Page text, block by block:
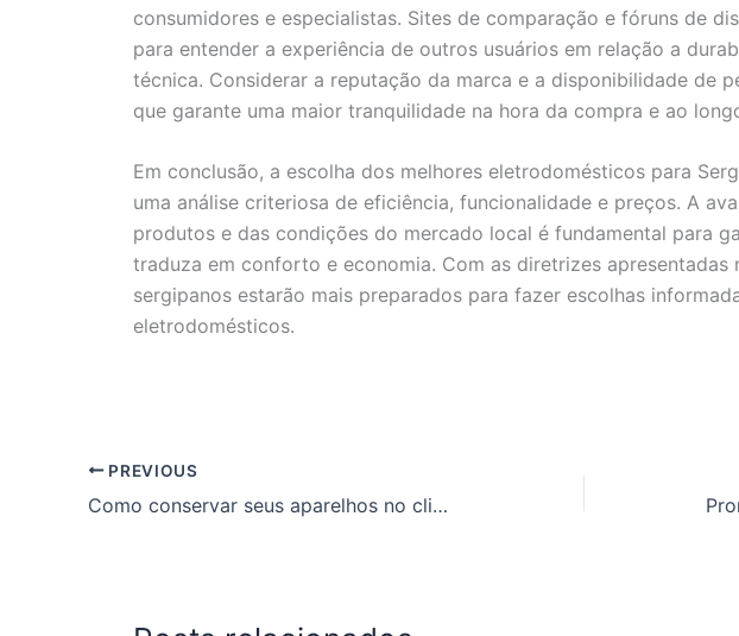
consumidores e especialistas. Sites de comparação e fóruns de
para entender a experiência de outros usuários em relação a
técnica. Considerar a reputação da marca e a disponibilidade de
que garante uma maior tranquilidade na hora da compra e ao
Em conclusão, a escolha dos melhores eletrodomésticos para
uma análise criteriosa de eficiência, funcionalidade e preços. A
produtos e das condições do mercado local é fundamental para
traduza em conforto e economia. Com as diretrizes apresentadas
sergipanos estarão mais preparados para fazer escolhas
eletrodomésticos.
PREVIOUS
Como conservar seus aparelhos no clima quente de Sergipe